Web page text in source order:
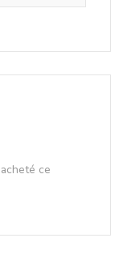
ce